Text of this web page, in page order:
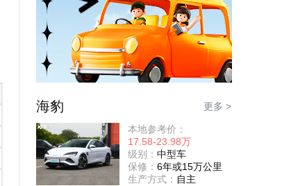
海豹 更多 >
本地参考价：
17.58-23.98万
级别： 中型车
保修： 6年或15万公里
生产方式： 自主